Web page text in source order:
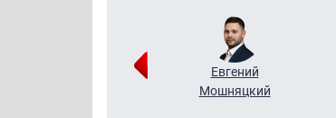
Евгений
Мошняцкий